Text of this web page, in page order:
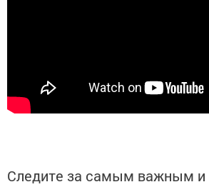
Следите за самым важным и